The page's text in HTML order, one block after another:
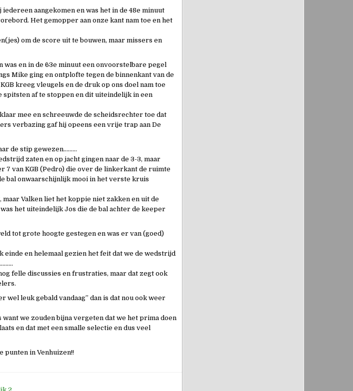
aangekomen en was het in de 48e minuut
Het gemopper aan onze kant nam toe en het
om de score uit te bouwen, maar missers en
was en in de 63e minuut een onvoorstelbare pegel
Mike ging en ontplofte tegen de binnenkant van de
kreeg vleugels en de druk op ons doel nam toe
spitsten af te stoppen en dit uiteindelijk in een
mee en schreeuwde de scheidsrechter toe dat
verbazing gaf hij opeens een vrije trap aan De
de stip gewezen………
zaten en op jacht gingen naar de 3-3, maar
7 van KGB (Pedro) die over de linkerkant de ruimte
bal onwaarschijnlijk mooi in het verste kruis
Valken liet het koppie niet zakken en uit de
het uiteindelijk Jos die de bal achter de keeper
tot grote hoogte gestegen en was er van (goed)
en helemaal gezien het feit dat we de wedstrijd
felle discussies en frustraties, maar dat zegt ook
wel leuk gebald vandaag” dan is dat nou ook weer
we zouden bijna vergeten dat we het prima doen
en dat met een smalle selectie en dus veel
punten in Venhuizen!!